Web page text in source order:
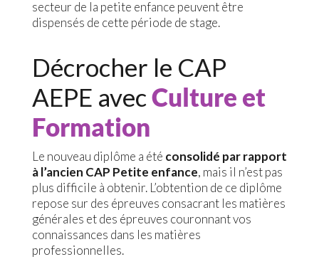
secteur de la petite enfance peuvent être
dispensés de cette période de stage.
Décrocher le CAP
AEPE avecCulture et
Formation
Le nouveau diplôme a été consolidé par rapport
à l’ancien CAP Petite enfance, mais il n’est pas
plus difficile à obtenir. L’obtention de ce diplôme
repose sur des épreuves consacrant les matières
générales et des épreuves couronnant vos
connaissances dans les matières
professionnelles.